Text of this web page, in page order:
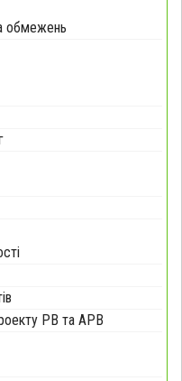
обмежень
РВ та АРВ